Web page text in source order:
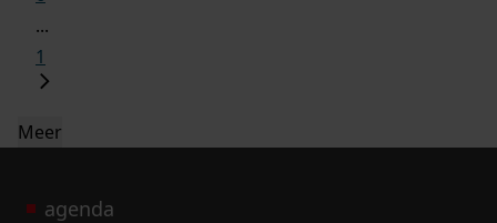
...
1
Meer
agenda